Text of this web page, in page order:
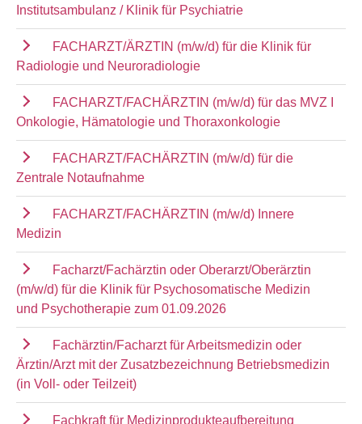
Institutsambulanz / Klinik für Psychiatrie
FACHARZT/ÄRZTIN (m/w/d) für die Klinik für
Radiologie und Neuroradiologie
FACHARZT/FACHÄRZTIN (m/w/d) für das MVZ I
Onkologie, Hämatologie und Thoraxonkologie
FACHARZT/FACHÄRZTIN (m/w/d) für die
Zentrale Notaufnahme
FACHARZT/FACHÄRZTIN (m/w/d) Innere
Medizin
Facharzt/Fachärztin oder Oberarzt/Oberärztin
(m/w/d) für die Klinik für Psychosomatische Medizin
und Psychotherapie zum 01.09.2026
Fachärztin/Facharzt für Arbeitsmedizin oder
Ärztin/Arzt mit der Zusatzbezeichnung Betriebsmedizin
(in Voll- oder Teilzeit)
Fachkraft für Medizinprodukteaufbereitung